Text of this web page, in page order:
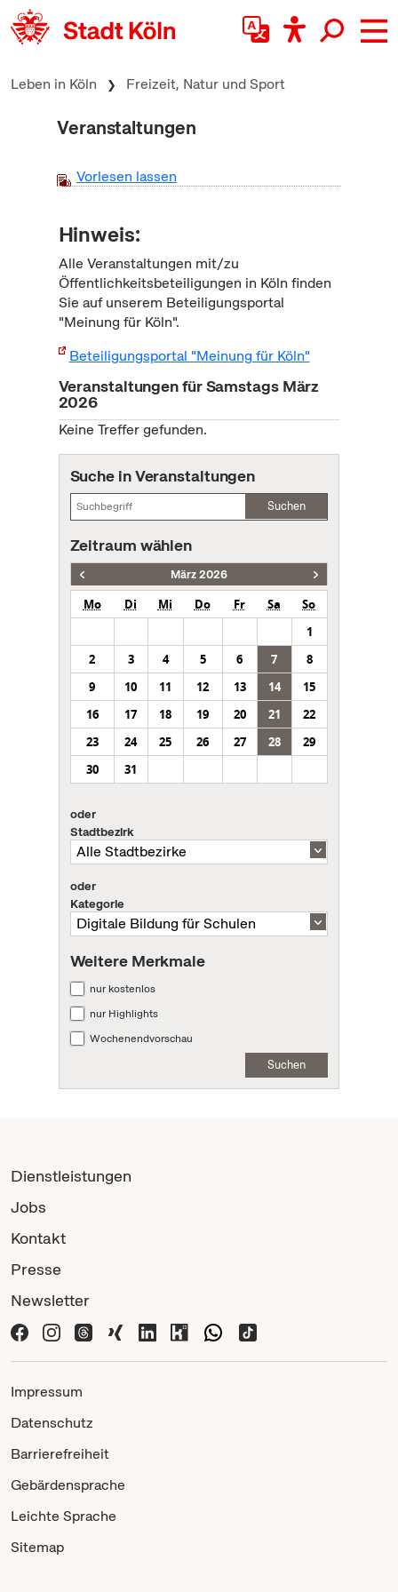
zum Inhalt springen
Leben in Köln Freizeit, Natur und Sport
Veranstaltungen
Vorlesen lassen
Hinweis:
Alle Veranstaltungen mit/zu
Öffentlichkeitsbeteiligungen in Köln finden
Sie auf unserem Beteiligungsportal
"Meinung für Köln".
Beteiligungsportal "Meinung für Köln"
Veranstaltungen für Samstags März
2026
Keine Treffer gefunden.
Suche in Veranstaltungen
Suchen
Zeitraum wählen
März 2026
Mo Di Mi Do Fr Sa
So
1
2
3 4 5 6 7
8
9
10 11 12 13 14
15
16
17 18 19 20 21
22
23
24 25 26 27 28
29
30
31
oder
Stadtbezirk
oder
Kategorie
Weitere Merkmale
nur kostenlos
nur Highlights
Wochenendvorschau
Suchen
Dienstleistungen
Jobs
Kontakt
Presse
Newsletter
Impressum
Datenschutz
Barrierefreiheit
Gebärdensprache
Leichte Sprache
Sitemap